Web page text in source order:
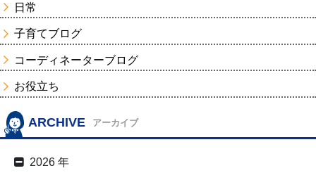
日常
子育てブログ
コーディネーターブログ
お役立ち
ARCHIVE アーカイブ
2026 年